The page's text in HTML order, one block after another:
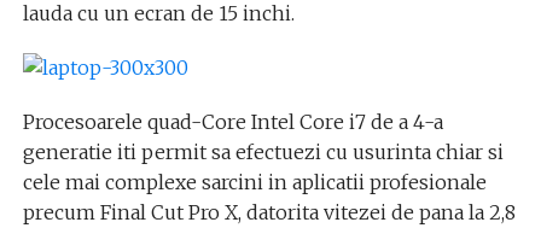
lauda cu un ecran de 15 inchi.
Procesoarele quad-Core Intel Core i7 de a 4-a
generatie iti permit sa efectuezi cu usurinta chiar si
cele mai complexe sarcini in aplicatii profesionale
precum Final Cut Pro X, datorita vitezei de pana la 2,8